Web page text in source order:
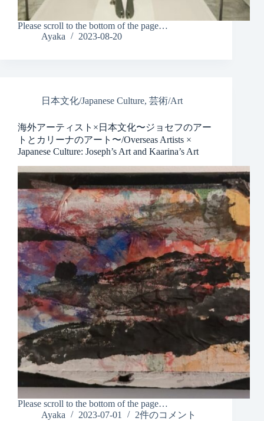
Please scroll to the bottom of the page…
Ayaka
2023-08-20
日本文化/Japanese Culture, 芸術/Art
海外アーティスト×日本文化〜ジョセフのアー
トとカリーナのアート〜/Overseas Artists ×
Japanese Culture: Joseph’s Art and Kaarina’s Art
Please scroll to the bottom of the page…
Ayaka
2023-07-01 2件のコメント